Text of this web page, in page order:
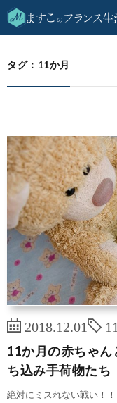
HOME 11か月
タグ：11か月
2018.12.01
11か月の赤ちゃ
ち込み手荷物たち
絶対にミスれない戦い！